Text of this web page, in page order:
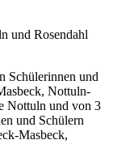
und Rosendahl
Schülerinnen und
Nottuln-
Nottuln und von 3
und Schülern
Masbeck,